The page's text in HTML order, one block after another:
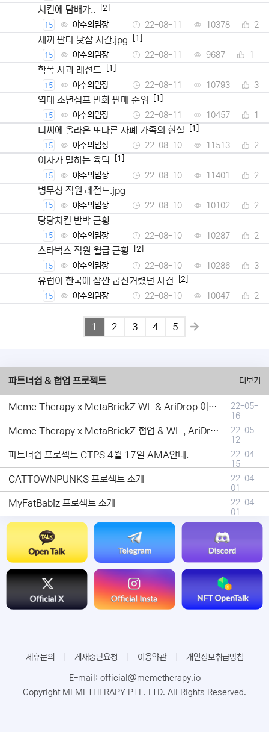
치킨에 담배가.. [2]
15 야수의밈장 22-08-11 10378 2
새끼 판다 낮잠 시간.jpg [1]
15 야수의밈장 22-08-11 9687 1
학폭 사과 레전드 [1]
15 야수의밈장 22-08-11 10793 3
역대 소년점프 만화 판매 순위 [1]
15 야수의밈장 22-08-11 10457 1
디씨에 올라온 또다른 자폐 가족의 현실 [1]
15 야수의밈장 22-08-10 11513 2
여자가 말하는 육덕 [1]
15 야수의밈장 22-08-10 11401 2
병무청 직원 레전드.jpg
15 야수의밈장 22-08-10 10102 2
당당치킨 반박 근황
15 야수의밈장 22-08-10 10287 2
스타벅스 직원 월급 근황 [2]
15 야수의밈장 22-08-10 10286 3
유럽이 한국에 잠깐 굽신거렸던 사건 [2]
15 야수의밈장 22-08-10 10047 2
1 2 3 4 5
파트너쉽 & 협업 프로젝트 더보기
Meme Therapy x MetaBrickZ WL & AriDrop 이벤트 결과안내!
22-05-
16
Meme Therapy x MetaBrickZ 협업 & WL , AriDrop 이벤트 안내
22-05-
12
파트너쉽 프로젝트 CTPS 4월 17일 AMA안내.
22-04-
15
CATTOWNPUNKS 프로젝트 소개
22-04-
01
MyFatBabiz 프로젝트 소개
22-04-
01
제휴문의 게재중단요청 이용약관 개인정보취급방침
E-mail: official@memetherapy.io
Copyright MEMETHERAPY PTE. LTD. All Rights Reserved.